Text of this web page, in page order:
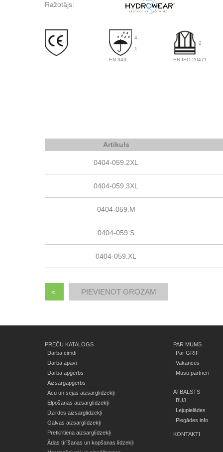
Ražotājs:
4
1
EN 343
2
EN ISO 20471
Artikuls
0404-059.2XL
0404-059.3XL
0404-059.M
0404-059.S
0404-059.XL
<
PREČU KATALOGS
Darba cimdi
Darba apavi
Darba apģērbs
Aizsargapģērbs
Acu un sejas aizsarglīdzekļi
Elpošanas aizsarglīdzekļi
Dzirdes aizsarglīdzekļi
Galvas aizsarglīdzekļi
Pretkritiena aizsarglīdzekļi
Ādas tīrīšanas un kopšanas līdzekļi
PAR MUMS
Par GRIF
Vakances
Mūsu partneri
ATBALSTS
BUJ
Lejupielādes
Piegādes info
KONTAKTI